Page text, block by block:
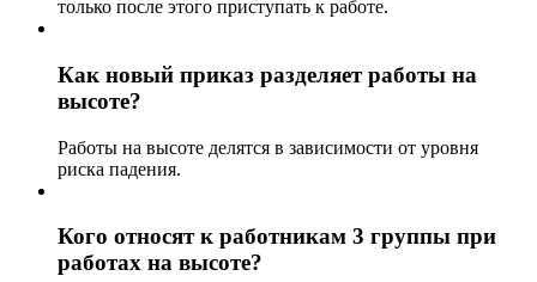
только после этого приступать к работе.
Как новый приказ разделяет работы на
высоте?
Работы на высоте делятся в зависимости от уровня
риска падения.
Кого относят к работникам 3 группы при
работах на высоте?